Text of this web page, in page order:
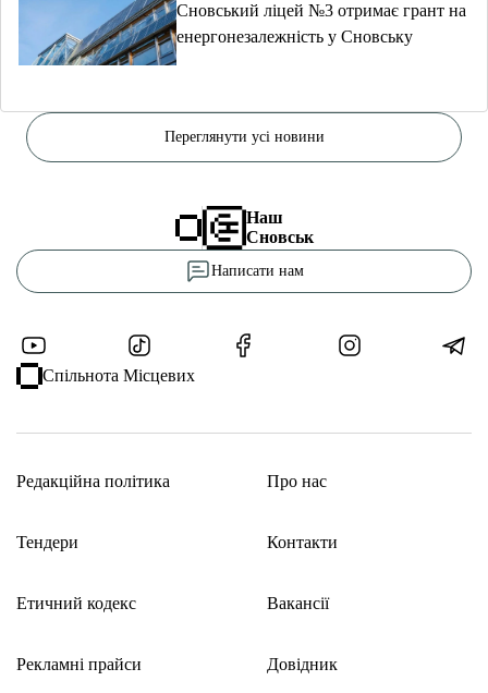
Сновський ліцей №3 отримає грант на
енергонезалежність у Сновську
Переглянути усі новини
Наш
Сновськ
Написати нам
Спільнота Місцевих
Редакційна політика
Тендери
Етичний кодекс
Рекламні прайси
Про нас
Контакти
Вакансії
Довідник